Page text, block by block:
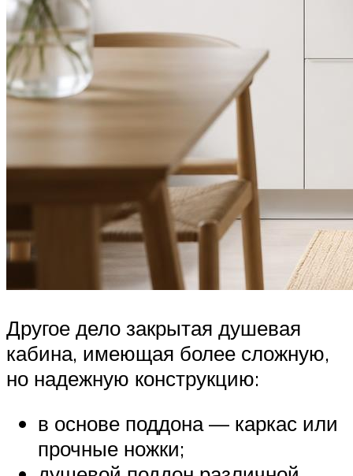
Другое дело закрытая душевая
кабина, имеющая более сложную,
но надежную конструкцию:
в основе поддона — каркас или
прочные ножки;